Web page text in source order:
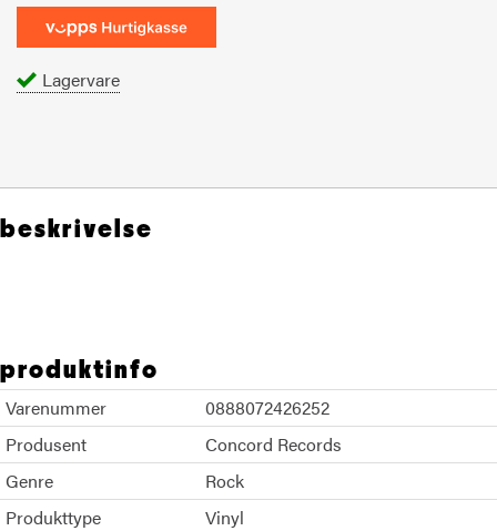
Lagervare
beskrivelse
produktinfo
Varenummer
0888072426252
Produsent
Concord Records
Genre
Rock
Produkttype
Vinyl